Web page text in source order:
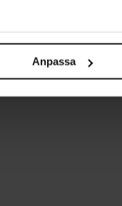
Anpassa